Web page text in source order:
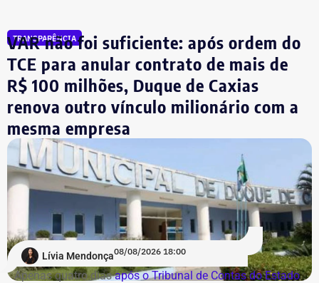
Compliance e violência como
justificativa
A estatal afirma que a adoção de medidas mais rígidas
de governança levou à implementação de ações voltadas
ao combate de práticas consideradas lesivas aos
interesses da companhia. Segundo o documento, esse
cenário expõe os diretores a potenciais represálias,
tornando necessária a utilização de veículos blindados.
A contratação ocorre em meio ao endurecimento das
ações de compliance da companhia, que recentemente
reforçou auditorias internas em parceria com o GSI e a
Casa Civil.
TRANSPARÊNCIA
VAR não foi suficiente: após ordem do
TCE para anular contrato de mais de
R$ 100 milhões, Duque de Caxias
renova outro vínculo milionário com a
mesma empresa
Lívia Mendonça08/08/2026 18:00
Apenas quatro diasapós o Tribunal de Contas do Estado